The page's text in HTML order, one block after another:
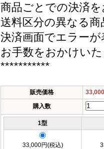
商品ごとでの決済
送料区分の異なる
決済画面でエラー
お手数をおかけい
***********
販売価格
購入数
1型
33,000円(税込)